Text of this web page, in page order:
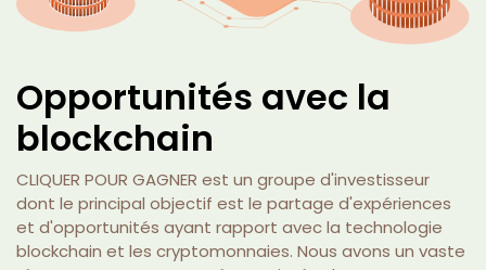
Opportunités avec la
blockchain
CLIQUER POUR GAGNER est un groupe d'investisseur
dont le principal objectif est le partage d'expériences
et d'opportunités ayant rapport avec la technologie
blockchain et les cryptomonnaies. Nous avons un vaste